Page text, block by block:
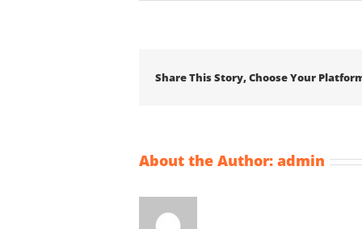
Share This Story, Choose Your
About the Author: admin